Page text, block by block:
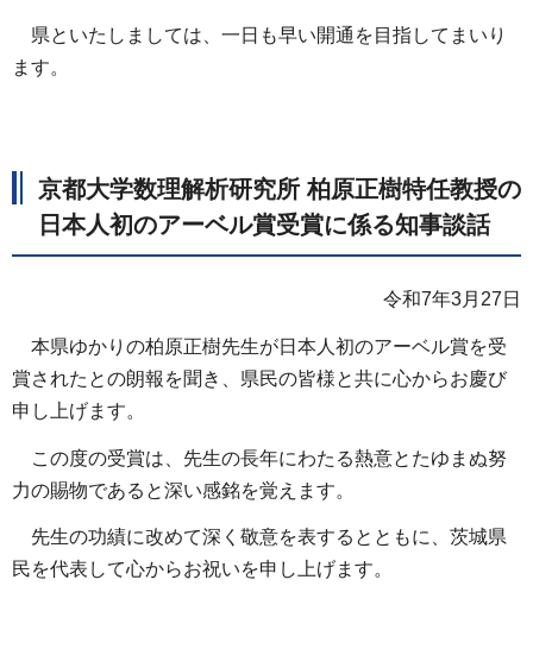
県といたしましては、一日も早い開通を目指してまいり
ます。
京都大学数理解析研究所 柏原正樹特任教授の
日本人初のアーベル賞受賞に係る知事談話
令和7年3月27日
本県ゆかりの柏原正樹先生が日本人初のアーベル賞を受
賞されたとの朗報を聞き、県民の皆様と共に心からお慶び
申し上げます。
この度の受賞は、先生の長年にわたる熱意とたゆまぬ努
力の賜物であると深い感銘を覚えます。
先生の功績に改めて深く敬意を表するとともに、茨城県
民を代表して心からお祝いを申し上げます。